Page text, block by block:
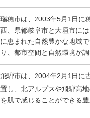
瑞穂市は、2003年5月1日に
西、県都岐阜市と大垣市に
に恵まれた自然豊かな地域
り、都市空間と自然環境が
飛騨市は、2004年2月1日に
置し、北アルプスや飛騨高
を肌で感じることができる